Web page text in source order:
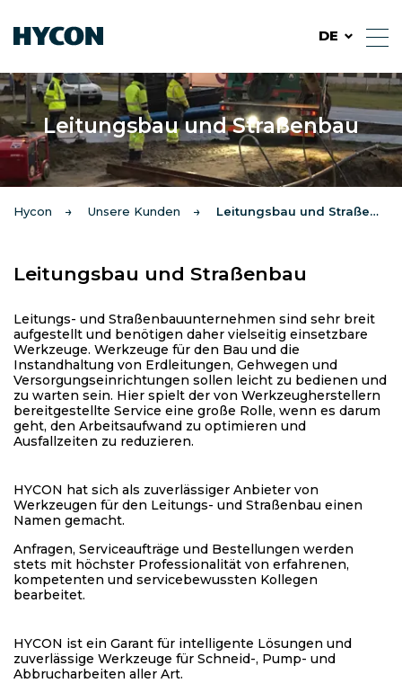
DE
Leitungsbau und Straßenbau
Hycon Unsere Kunden Leitungsbau und Straßenbau
Leitungsbau und Straßenbau
Leitungs- und Straßenbauunternehmen sind sehr breit
aufgestellt und benötigen daher vielseitig einsetzbare
Werkzeuge. Werkzeuge für den Bau und die
Instandhaltung von Erdleitungen, Gehwegen und
Versorgungseinrichtungen sollen leicht zu bedienen und
zu warten sein. Hier spielt der von Werkzeugherstellern
bereitgestellte Service eine große Rolle, wenn es darum
geht, den Arbeitsaufwand zu optimieren und
Ausfallzeiten zu reduzieren.
HYCON hat sich als zuverlässiger Anbieter von
Werkzeugen für den Leitungs- und Straßenbau einen
Namen gemacht.
Anfragen, Serviceaufträge und Bestellungen werden
stets mit höchster Professionalität von erfahrenen,
kompetenten und servicebewussten Kollegen
bearbeitet.
HYCON ist ein Garant für intelligente Lösungen und
zuverlässige Werkzeuge für Schneid-, Pump- und
Abbrucharbeiten aller Art.